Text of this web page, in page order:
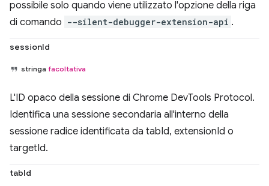
possibile solo quando viene utilizzato l'opzione della riga
di comando --silent-debugger-extension-api .
sessionId
stringa facoltativa
L'ID opaco della sessione di Chrome DevTools Protocol.
Identifica una sessione secondaria all'interno della
sessione radice identificata da tabId, extensionId o
targetId.
tabId